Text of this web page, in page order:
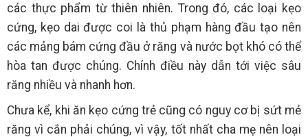
các thực phẩm từ thiên nhiên. Trong đó, các loại kẹo
cứng, kẹo dai được coi là thủ phạm hàng đầu tạo nên
các mảng bám cứng đầu ở răng và nước bọt khó có thể
hòa tan được chúng. Chính điều này dẫn tới việc sâu
răng nhiều và nhanh hơn.
Chưa kể, khi ăn kẹo cứng trẻ cũng có nguy cơ bị sứt mẻ
răng vì cắn phải chúng, vì vậy, tốt nhất cha mẹ nên loại